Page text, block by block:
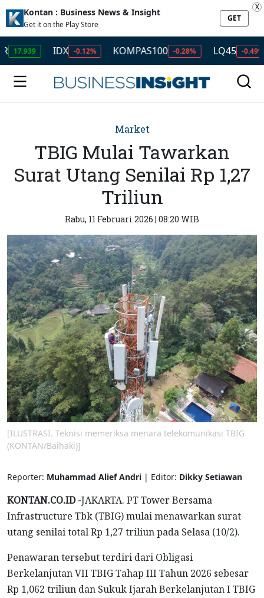
Kontan : Business News & Insight
Get it on the Play Store
GET
X
IDX -0.12% KOMPAS100 -0.28% LQ45 -0.49%
Market
TBIG Mulai Tawarkan
Surat Utang Senilai Rp 1,27
Triliun
Rabu, 11 Februari 2026 | 08:20 WIB
[ILUSTRASI. Teknisi memeriksa menara telekomunikasi TBIG
(KONTAN/Baihaki)]
Reporter: Muhammad Alief Andri | Editor: Dikky Setiawan
KONTAN.CO.ID -JAKARTA. PT Tower Bersama
Infrastructure Tbk (TBIG) mulai menawarkan surat
utang senilai total Rp 1,27 triliun pada Selasa (10/2).
Penawaran tersebut terdiri dari Obligasi
Berkelanjutan VII TBIG Tahap III Tahun 2026 sebesar
Rp 1,062 triliun dan Sukuk Ijarah Berkelanjutan I TBIG